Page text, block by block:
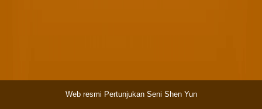
Web resmi Pertunjukan Seni Shen Yun